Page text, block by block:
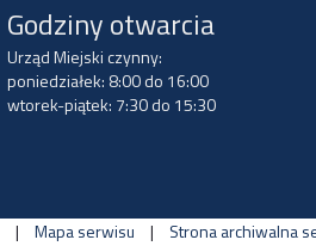
Godziny otwarcia
Urząd Miejski czynny:
poniedziałek: 8:00 do 16:00
wtorek-piątek: 7:30 do 15:30
| Mapa serwisu | Strona archiwalna